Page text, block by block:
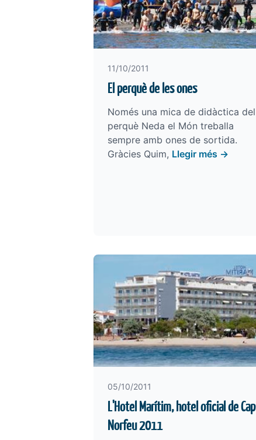
11/10/2011
El perquè de les ones
Només una mica de didàctica del
perquè Neda el Món treballa
sempre amb ones de sortida.
Gràcies Quim, Llegir més →
05/10/2011
L'Hotel Marítim, hotel oficial de Cap
Norfeu 2011